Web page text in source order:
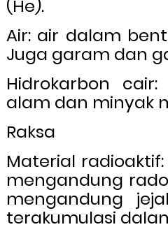
(He).
Air: air dalam
Juga garam dan
Hidrokarbon
alam dan minyak
Raksa
Material
mengandung
mengandung
terakumulasi